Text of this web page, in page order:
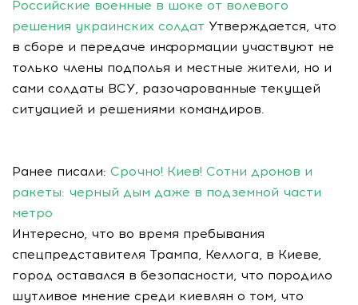
Российские военные в шоке от волевого
решения украинских солдат Утверждается, что
в сборе и передаче информации участвуют не
только члены подполья и местные жители, но и
сами солдаты ВСУ, разочарованные текущей
ситуацией и решениями командиров.
Ранее писали: Срочно! Киев! Сотни дронов и
ракеты: черный дым даже в подземной части
метро
Интересно, что во время пребывания
спецпредставителя Трампа, Келлога, в Киеве,
город оставался в безопасности, что породило
шутливое мнение среди киевлян о том, что